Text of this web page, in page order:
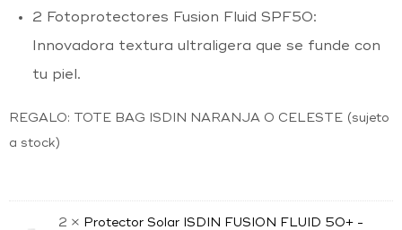
2 Fotoprotectores Fusion Fluid SPF50:
Innovadora textura ultraligera que se funde con
tu piel.
REGALO: TOTE BAG ISDIN NARANJA O CELESTE (sujeto
a stock)
2 × Protector Solar ISDIN FUSION FLUID 50+ -